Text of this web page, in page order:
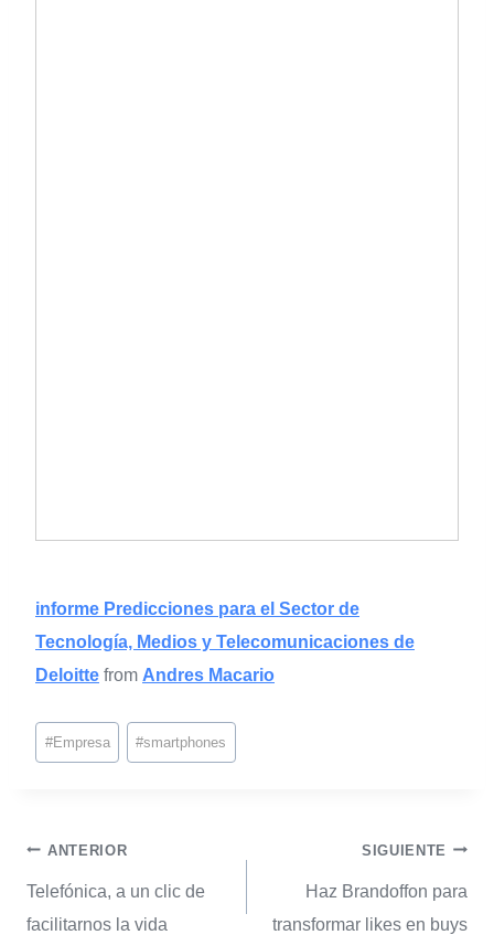
informe Predicciones para el Sector de
Tecnología, Medios y Telecomunicaciones de
Deloitte from Andres Macario
#Empresa #smartphones
ANTERIOR
Telefónica, a un clic de
facilitarnos la vida
SIGUIENTE
Haz Brandoffon para
transformar likes en buys